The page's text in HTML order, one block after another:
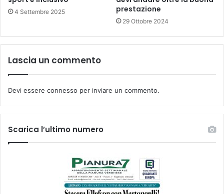
4 Settembre 2025
prestazione
29 Ottobre 2024
Lascia un commento
Devi essere connesso per inviare un commento.
Scarica l’ultimo numero